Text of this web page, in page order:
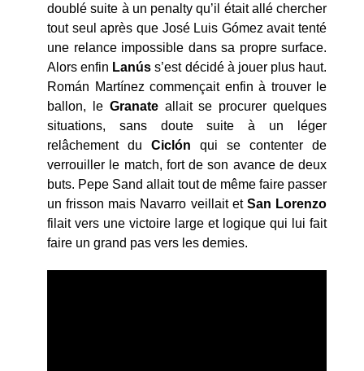
doublé suite à un penalty qu’il était allé chercher
tout seul après que José Luis Gómez avait tenté
une relance impossible dans sa propre surface.
Alors enfin Lanús s’est décidé à jouer plus haut.
Román Martínez commençait enfin à trouver le
ballon, le Granateallait se procurer quelques
situations, sans doute suite à un léger
relâchement du Ciclón qui se contenter de
verrouiller le match, fort de son avance de deux
buts. Pepe Sand allait tout de même faire passer
un frisson mais Navarro veillait et San Lorenzo
filait vers une victoire large et logique qui lui fait
faire un grand pas vers les demies.